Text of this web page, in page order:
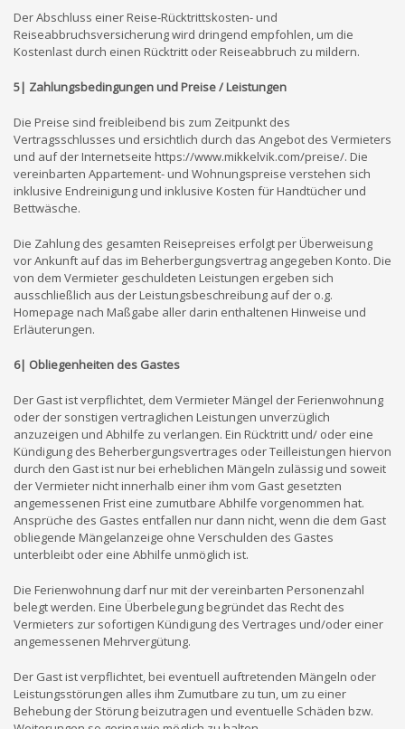
Der Abschluss einer Reise-Rücktrittskosten- und
Reiseabbruchsversicherung wird dringend empfohlen, um die
Kostenlast durch einen Rücktritt oder Reiseabbruch zu mildern.
5| Zahlungsbedingungen und Preise / Leistungen
Die Preise sind freibleibend bis zum Zeitpunkt des
Vertragsschlusses und ersichtlich durch das Angebot des Vermieters
und auf der Internetseite https://www.mikkelvik.com/preise/. Die
vereinbarten Appartement- und Wohnungspreise verstehen sich
inklusive Endreinigung und inklusive Kosten für Handtücher und
Bettwäsche.
Die Zahlung des gesamten Reisepreises erfolgt per Überweisung
vor Ankunft auf das im Beherbergungsvertrag angegeben Konto. Die
von dem Vermieter geschuldeten Leistungen ergeben sich
ausschließlich aus der Leistungsbeschreibung auf der o.g.
Homepage nach Maßgabe aller darin enthaltenen Hinweise und
Erläuterungen.
6| Obliegenheiten des Gastes
Der Gast ist verpflichtet, dem Vermieter Mängel der Ferienwohnung
oder der sonstigen vertraglichen Leistungen unverzüglich
anzuzeigen und Abhilfe zu verlangen. Ein Rücktritt und/ oder eine
Kündigung des Beherbergungsvertrages oder Teilleistungen hiervon
durch den Gast ist nur bei erheblichen Mängeln zulässig und soweit
der Vermieter nicht innerhalb einer ihm vom Gast gesetzten
angemessenen Frist eine zumutbare Abhilfe vorgenommen hat.
Ansprüche des Gastes entfallen nur dann nicht, wenn die dem Gast
obliegende Mängelanzeige ohne Verschulden des Gastes
unterbleibt oder eine Abhilfe unmöglich ist.
Die Ferienwohnung darf nur mit der vereinbarten Personenzahl
belegt werden. Eine Überbelegung begründet das Recht des
Vermieters zur sofortigen Kündigung des Vertrages und/oder einer
angemessenen Mehrvergütung.
Der Gast ist verpflichtet, bei eventuell auftretenden Mängeln oder
Leistungsstörungen alles ihm Zumutbare zu tun, um zu einer
Behebung der Störung beizutragen und eventuelle Schäden bzw.